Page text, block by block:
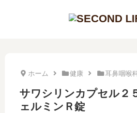
ホーム 健康 耳鼻咽喉
サワシリンカプセル２
ェルミンＲ錠